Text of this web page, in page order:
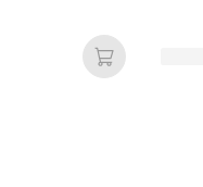
Ajouter au